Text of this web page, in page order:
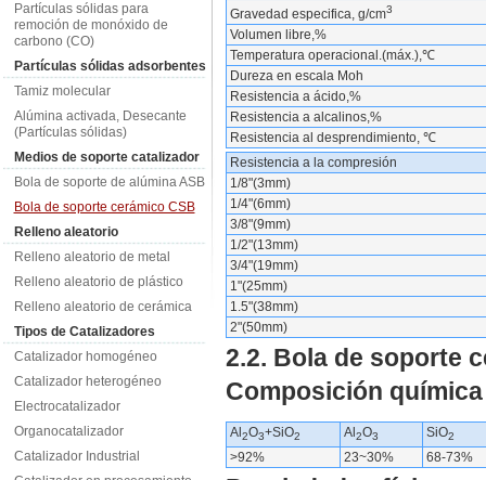
Partículas sólidas para
remoción de monóxido de
carbono (CO)
Partículas sólidas adsorbentes
Tamiz molecular
Alúmina activada, Desecante
(Partículas sólidas)
Medios de soporte catalizador
Bola de soporte de alúmina ASB
Bola de soporte cerámico CSB
Relleno aleatorio
Relleno aleatorio de metal
Relleno aleatorio de plástico
Relleno aleatorio de cerámica
Tipos de Catalizadores
Catalizador homogéneo
Catalizador heterogéneo
Electrocatalizador
Organocatalizador
Catalizador Industrial
Gravedad especifica, g/cm3
Volumen libre,%
Temperatura operacional.(máx.),℃
Dureza en escala Moh
Resistencia a ácido,%
Resistencia a alcalinos,%
Resistencia al desprendimiento, ℃
Resistencia a la compresión
1/8"(3mm)
1/4"(6mm)
3/8"(9mm)
1/2"(13mm)
3/4"(19mm)
1"(25mm)
1.5"(38mm)
2"(50mm)
2.2. Bola de soporte
Composición química
Al 2O3+SiO2 Al 2O3 SiO2
>92% 23~30% 68-73%